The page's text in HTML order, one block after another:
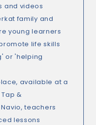
and videos
family and
young learners
life skills
or 'helping
available at a
&
teachers
lessons